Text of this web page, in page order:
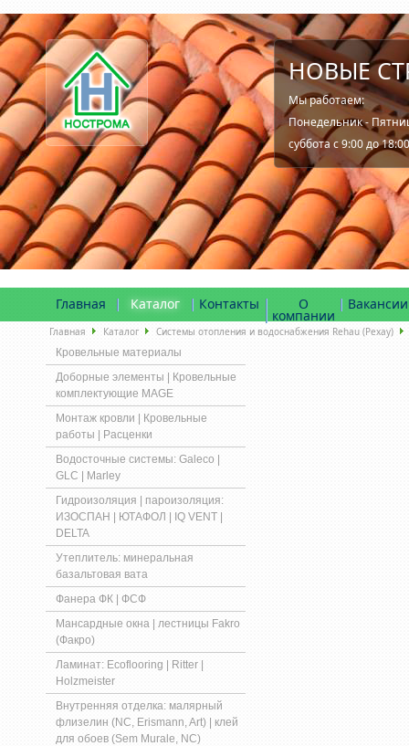
НОВЫЕ
Мы работаем:
Понедельник -
суббота с 9:00 до 18:00
Главная Каталог Контакты О
компании
Вакансии
Главная Каталог
Системы отопления и водоснабжения Rehau (Рехау)
Кровельные материалы
Доборные элементы | Кровельные
комплектующие MAGE
Монтаж кровли | Кровельные
работы | Расценки
Водосточные системы: Galeco |
GLC | Marley
Гидроизоляция | пароизоляция:
ИЗОСПАН | ЮТАФОЛ | IQ VENT |
DELTA
Утеплитель: минеральная
базальтовая вата
Фанера ФК | ФСФ
Мансардные окна | лестницы Fakro
(Факро)
Ламинат: Ecoflooring | Ritter |
Holzmeister
Внутренняя отделка: малярный
флизелин (NC, Erismann, Art) | клей
для обоев (Sem Murale, NC)